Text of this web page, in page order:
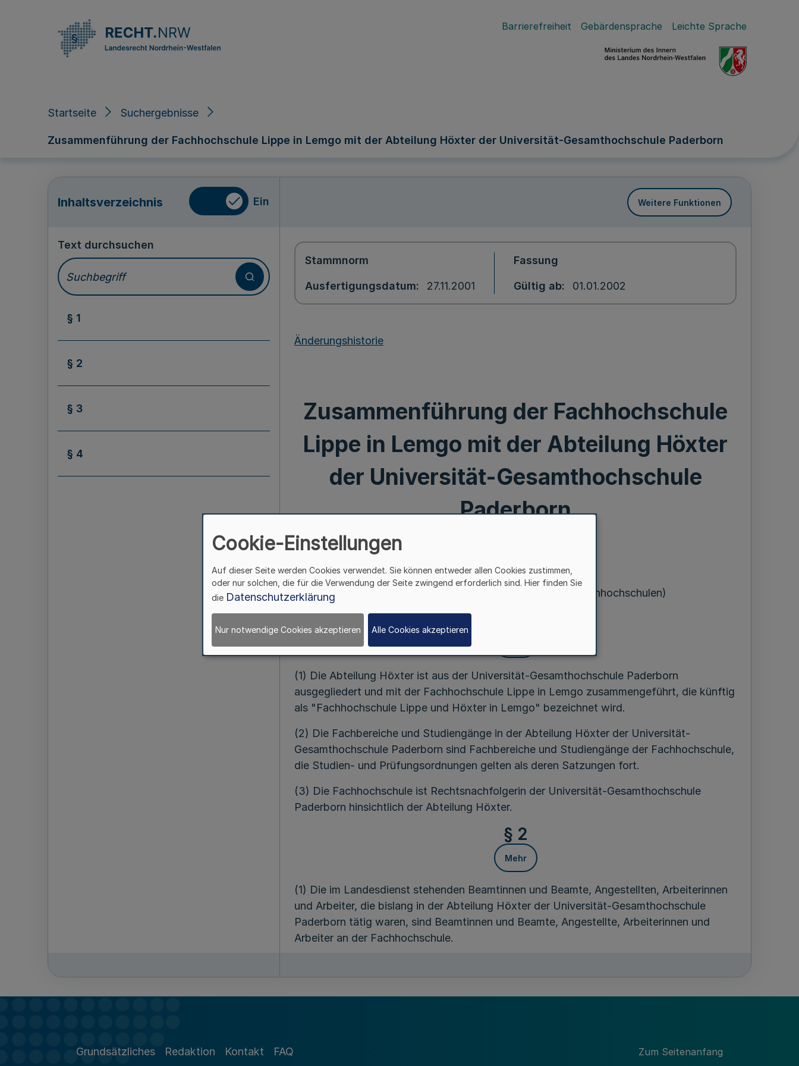
Barrierefreiheit Gebärdensprache Leichte Sprache
Startseite Suchergebnisse
Zusammenführung der Fachhochschule Lippe in Lemgo mit der Abteilung Höxter der Universität-Gesamthochschule Paderborn
Inhaltsverzeichnis Ein Weitere Funktionen
Text durchsuchen
§ 1
§ 2
§ 3
§ 4
Stammnorm
Ausfertigungsdatum 27.11.2001
Fassung
Gültig ab 01.01.2002
Änderungshistorie
Zusammenführung der Fachhochschule
Lippe in Lemgo mit der Abteilung Höxter
der Universität-Gesamthochschule
Paderborn
Vom 27. November 2001
(Artikel II d. Gesetzes zur Neuordnung der Fachhochschulen)
(1) Die Abteilung Höxter ist aus der Universität-Gesamthochschule Paderborn
ausgegliedert und mit der Fachhochschule Lippe in Lemgo zusammengeführt, die künftig
als "Fachhochschule Lippe und Höxter in Lemgo" bezeichnet wird.
(2) Die Fachbereiche und Studiengänge in der Abteilung Höxter der Universität-
Gesamthochschule Paderborn sind Fachbereiche und Studiengänge der Fachhochschule,
die Studien- und Prüfungsordnungen gelten als deren Satzungen fort.
(3) Die Fachhochschule ist Rechtsnachfolgerin der Universität-Gesamthochschule
Paderborn hinsichtlich der Abteilung Höxter.
§ 2
Mehr
(1) Die im Landesdienst stehenden Beamtinnen und Beamte, Angestellten, Arbeiterinnen
und Arbeiter, die bislang in der Abteilung Höxter der Universität-Gesamthochschule
Paderborn tätig waren, sind Beamtinnen und Beamte, Angestellte, Arbeiterinnen und
Arbeiter an der Fachhochschule.
Paderborn eingeschriebenen Studierenden, Zweithörer und Zweithörerinnen sowie
Gasthörerinnen und Gasthörer sind durch die Fachhochschule übernommen.
bleiben den entsprechenden Fachbereichen der Fachhochschule als Mitglieder und
Grundsätzliches Redaktion Kontakt FAQ Zum Seitenanfang
Cookie-Einstellungen
Auf dieser Seite werden Cookies verwendet. Sie können entweder allen Cookies zustimmen,
oder nur solchen, die für die Verwendung der Seite zwingend erforderlich sind. Hier finden Sie
die Datenschutzerklärung
Nur notwendige Cookies akzeptieren Alle Cookies akzeptieren